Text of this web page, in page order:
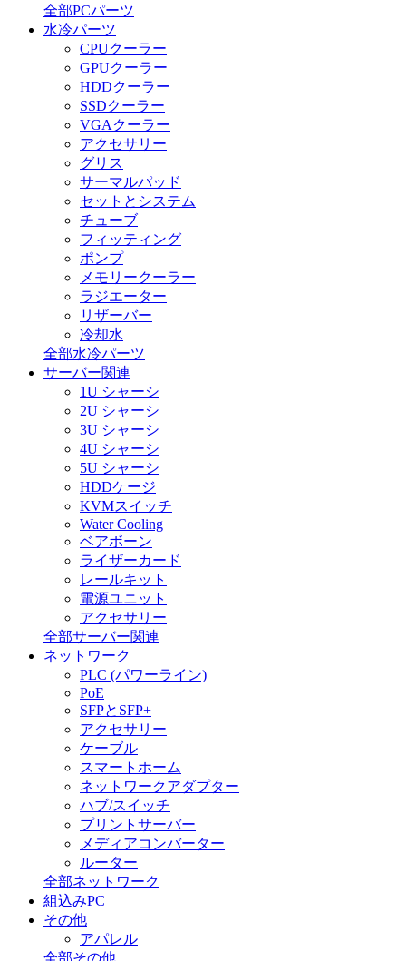
全部PCパーツ
水冷パーツ
CPUクーラー
GPUクーラー
HDDクーラー
SSDクーラー
VGAクーラー
アクセサリー
グリス
サーマルパッド
セットとシステム
チューブ
フィッティング
ポンプ
メモリークーラー
ラジエーター
リザーバー
冷却水
全部水冷パーツ
サーバー関連
1U シャーシ
2U シャーシ
3U シャーシ
4U シャーシ
5U シャーシ
HDDケージ
KVMスイッチ
Water Cooling
ベアボーン
ライザーカード
レールキット
電源ユニット
アクセサリー
全部サーバー関連
ネットワーク
PLC (パワーライン)
PoE
SFPとSFP+
アクセサリー
ケーブル
スマートホーム
ネットワークアダプター
ハブ/スイッチ
プリントサーバー
メディアコンバーター
ルーター
全部ネットワーク
組込みPC
その他
アパレル
全部その他